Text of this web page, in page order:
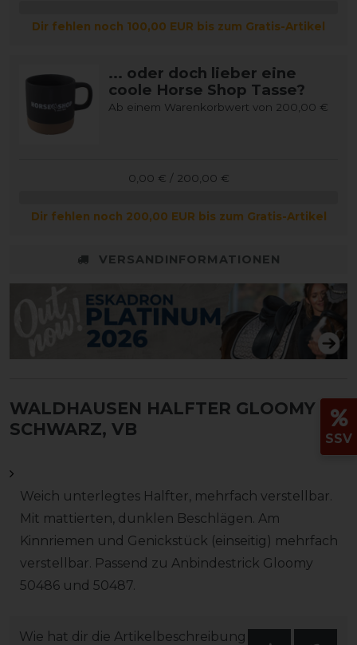
Dir fehlen noch 100,00 EUR bis zum Gratis-Artikel
... oder doch lieber eine
coole Horse Shop Tasse?
Ab einem Warenkorbwert von 200,00 €
0,00 € / 200,00 €
Dir fehlen noch 200,00 EUR bis zum Gratis-Artikel
VERSANDINFORMATIONEN
WALDHAUSEN HALFTER GLOOMY
SCHWARZ, VB
Weich unterlegtes Halfter, mehrfach verstellbar.
Mit mattierten, dunklen Beschlägen. Am
Kinnriemen und Genickstück (einseitig) mehrfach
verstellbar. Passend zu Anbindestrick Gloomy
50486 und 50487.
Wie hat dir die Artikelbeschreibung
SSV